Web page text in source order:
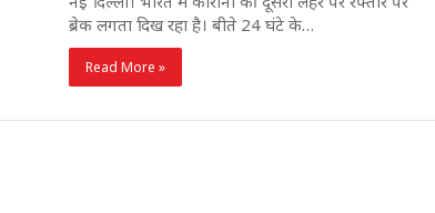
ब्रेक लगता दिख रहा है। बीते 24 घंटे के…
Read More »